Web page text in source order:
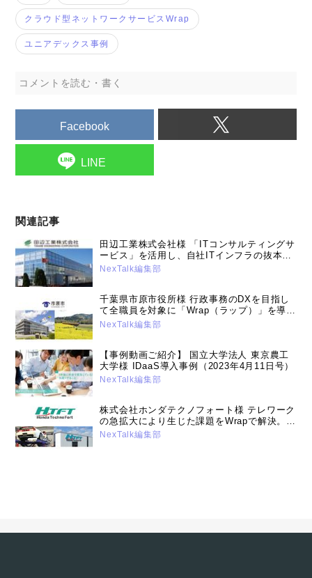
クラウド型ネットワークサービスWrap
ユニアデックス事例
コメントを読む・書く
Facebook
LINE
関連記事
田辺工業株式会社様 「ITコンサルティングサ
ービス」を活用し、自社ITインフラの抜本的
改革を実行。DX推進に向けた基盤作りで着実
NexTalk編集部
千葉県市原市役所様 行政事務のDXを目指し
て全職員を対象に「Wrap（ラップ）」を導
入。テレワークやリモートワークなど柔軟で
NexTalk編集部
【事例動画ご紹介】 国立大学法人 東京農工
大学様 IDaaS導入事例（2023年4月11日号）
NexTalk編集部
株式会社ホンダテクノフォート様 テレワーク
の急拡大により生じた課題をWrapで解決。
複数ソリューションを組み合わせ、利便性も
NexTalk編集部